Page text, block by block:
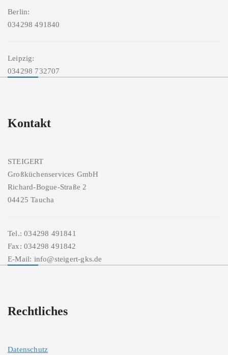
Berlin:
034298 491840
Leipzig:
034298 732707
Kontakt
STEIGERT
Großküchenservices GmbH
Richard-Bogue-Straße 2
04425 Taucha
Tel.: 034298 491841
Fax: 034298 491842
E-Mail: info@steigert-gks.de
Rechtliches
Datenschutz